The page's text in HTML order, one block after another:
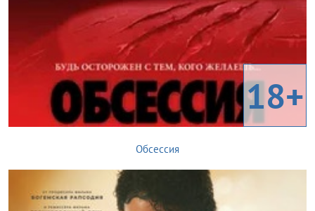
18+
Обсессия